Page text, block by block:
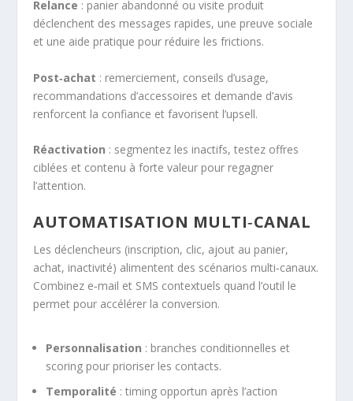
Relance : panier abandonné ou visite produit
déclenchent des messages rapides, une preuve sociale
et une aide pratique pour réduire les frictions.
Post‑achat : remerciement, conseils d’usage,
recommandations d’accessoires et demande d’avis
renforcent la confiance et favorisent l’upsell.
Réactivation : segmentez les inactifs, testez offres
ciblées et contenu à forte valeur pour regagner
l’attention.
AUTOMATISATION MULTI‑CANAL
Les déclencheurs (inscription, clic, ajout au panier,
achat, inactivité) alimentent des scénarios multi‑canaux.
Combinez e‑mail et SMS contextuels quand l’outil le
permet pour accélérer la conversion.
Personnalisation : branches conditionnelles et
scoring pour prioriser les contacts.
Temporalité : timing opportun après l’action